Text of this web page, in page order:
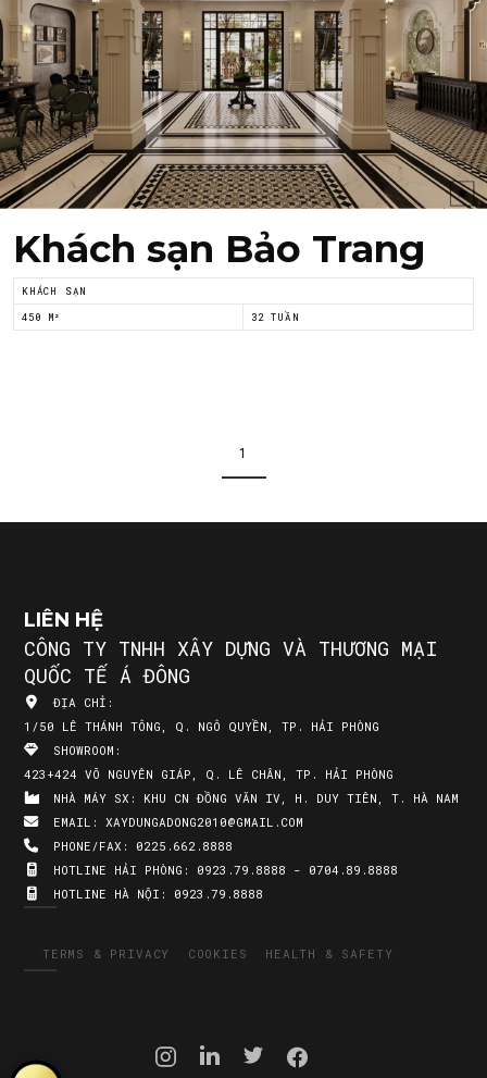
Khách sạn Bảo Trang
KHÁCH SẠN
450 M² 32 TUẦN
1
LIÊN HỆ
CÔNG TY TNHH XÂY DỰNG VÀ THƯƠNG MẠI
QUỐC TẾ Á ĐÔNG
ĐỊA CHỈ:
1/50 LÊ THÁNH TÔNG, Q. NGÔ QUYỀN, TP. HẢI PHÒNG
SHOWROOM:
423+424 VÕ NGUYÊN GIÁP, Q. LÊ CHÂN, TP. HẢI PHÒNG
NHÀ MÁY SX: KHU CN ĐỒNG VĂN IV, H. DUY TIÊN, T. HÀ NAM
EMAIL: XAYDUNGADONG2010@GMAIL.COM
PHONE/FAX: 0225.662.8888
HOTLINE HẢI PHÒNG: 0923.79.8888 - 0704.89.8888
HOTLINE HÀ NỘI: 0923.79.8888
TERMS & PRIVACY COOKIES HEALTH & SAFETY